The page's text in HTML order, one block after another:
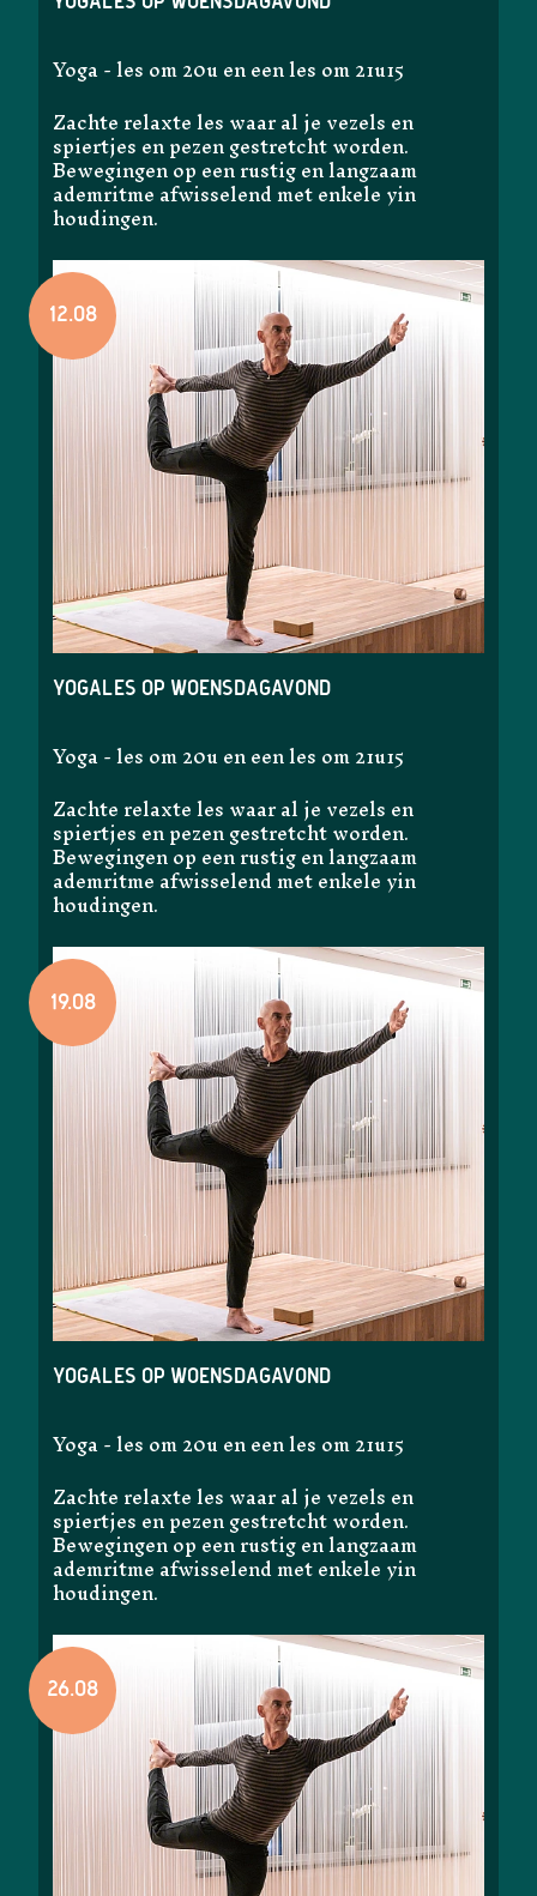
Yoga - les om 20u en een les om 21u15
Zachte relaxte les waar al je vezels en
spiertjes en pezen gestretcht worden.
Bewegingen op een rustig en langzaam
ademritme afwisselend met enkele yin
houdingen.
12.08
Yogales op woensdagavond
Yoga - les om 20u en een les om 21u15
Zachte relaxte les waar al je vezels en
spiertjes en pezen gestretcht worden.
Bewegingen op een rustig en langzaam
ademritme afwisselend met enkele yin
houdingen.
19.08
Yogales op woensdagavond
Yoga - les om 20u en een les om 21u15
Zachte relaxte les waar al je vezels en
spiertjes en pezen gestretcht worden.
Bewegingen op een rustig en langzaam
ademritme afwisselend met enkele yin
houdingen.
26.08